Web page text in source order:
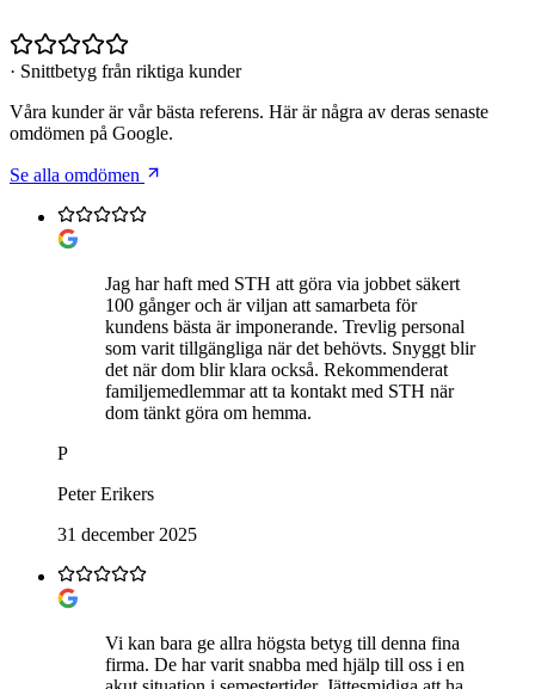
· Snittbetyg från riktiga kunder
Våra kunder är vår bästa referens. Här är några av deras senaste
omdömen på Google.
Se alla omdömen
Jag har haft med STH att göra via jobbet säkert
100 gånger och är viljan att samarbeta för
kundens bästa är imponerande. Trevlig personal
som varit tillgängliga när det behövts. Snyggt blir
det när dom blir klara också. Rekommenderat
familjemedlemmar att ta kontakt med STH när
dom tänkt göra om hemma.
P
Peter Erikers
31 december 2025
Vi kan bara ge allra högsta betyg till denna fina
firma. De har varit snabba med hjälp till oss i en